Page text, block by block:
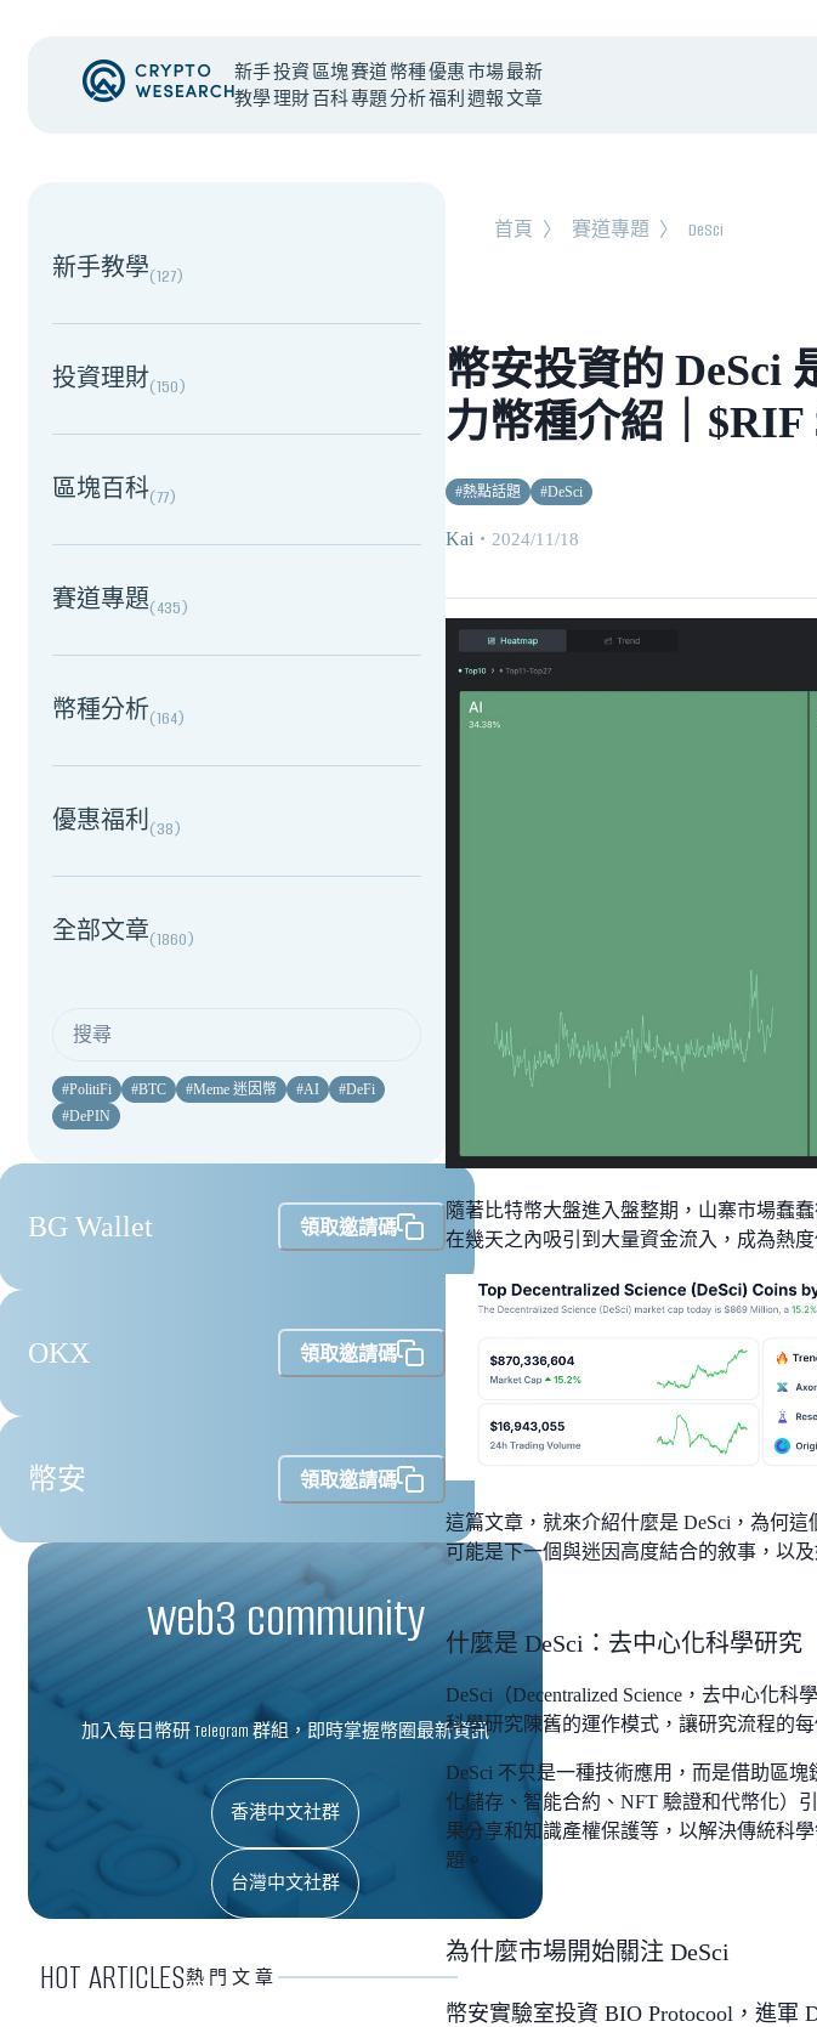
新手
教學
投資
理財
區塊
百科
賽道
專題
幣種
分析
優惠
福利
市場
週報
最新
文章
NEW EVENT
新手教學(127)
投資理財(150)
區塊百科(77)
賽道專題(435)
幣種分析(164)
優惠福利(38)
全部文章(1860)
#PolitiFi #BTC #Meme 迷因幣 #AI #DeFi
#DePIN
BG Wallet 領取邀請碼
OKX 領取邀請碼
幣安 領取邀請碼
web3 community
加入每日幣研 Telegram 群組，即時掌握幣圈最新資訊
香港中文社群
台灣中文社群
HOT ARTICLES熱門文章
首頁 〉 賽道專題 〉 DeSci
幣安投資的 DeSci
力幣種介紹｜
#熱點話題 #DeSci
Kai ・ 2024/11/18
隨著比特幣大盤進入盤整期，山寨市場蠢
在幾天之內吸引到大量資金流入，成為熱
這篇文章，就來介紹什麼是 DeSci，為何
可能是下一個與迷因高度結合的敘事，以
什麼是 DeSci：去中心化科學研究
DeSci（Decentralized Science，去中心化
科學研究陳舊的運作模式，讓研究流程的
DeSci 不只是一種技術應用，而是借助區
化儲存、智能合約、NFT 驗證和代幣化）
果分享和知識產權保護等，以解決傳統科
題。
為什麼市場開始關注 DeSci
幣安實驗室投資 BIO Protocool，進軍